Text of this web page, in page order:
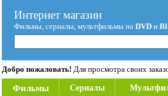
Интернет магазин
Фильмы, сериалы, мультфильмы на DVD и
Добро пожаловать! Для просмотра своих
Фильмы Сериалы